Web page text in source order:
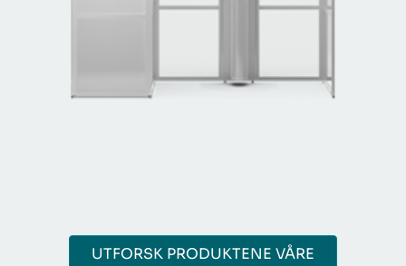
UTFORSK PRODUKTENE VÅRE